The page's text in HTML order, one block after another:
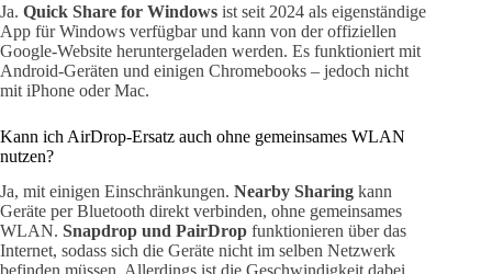
Ja. Quick Share for Windows ist seit 2024 als eigenständige
App für Windows verfügbar und kann von der offiziellen
Google-Website heruntergeladen werden. Es funktioniert mit
Android-Geräten und einigen Chromebooks – jedoch nicht
mit iPhone oder Mac.
Kann ich AirDrop-Ersatz auch ohne gemeinsames WLAN
nutzen?
Ja, mit einigen Einschränkungen. Nearby Sharing kann
Geräte per Bluetooth direkt verbinden, ohne gemeinsames
WLAN. Snapdrop und PairDrop funktionieren über das
Internet, sodass sich die Geräte nicht im selben Netzwerk